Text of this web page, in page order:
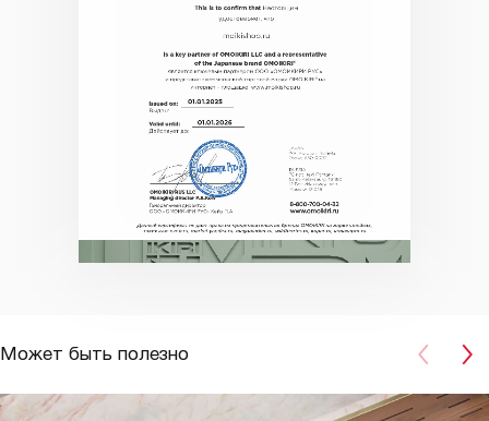
Может быть полезно